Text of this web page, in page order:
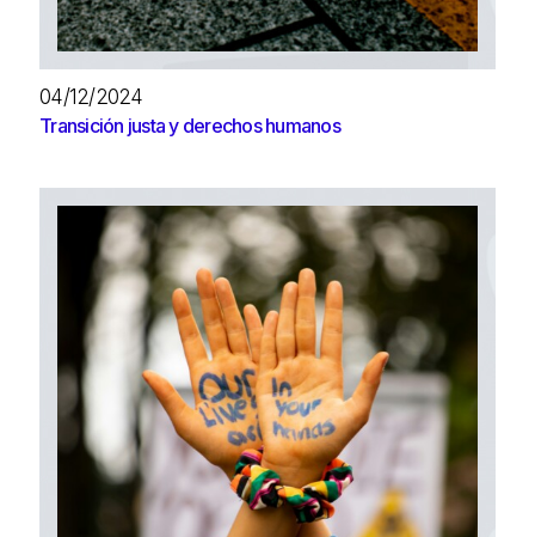
04/12/2024
Transición justa y derechos humanos